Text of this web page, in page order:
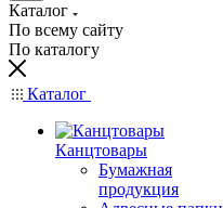
Каталог
По всему сайту
По каталогу
Каталог
Канцтовары
Бумажная
продукция